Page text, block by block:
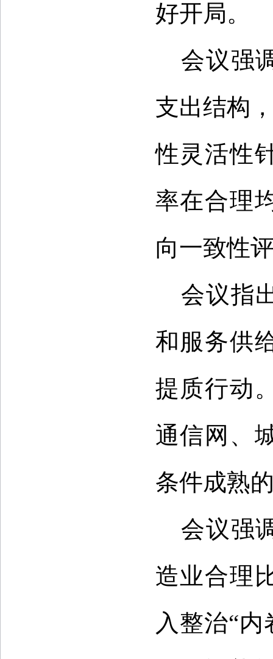
好开局。
会议强
支出结构
性灵活性
率在合理
向一致性
会议指
和服务供
提质行动
通信网、
条件成熟
会议强
造业合理
入整治“